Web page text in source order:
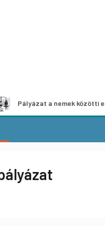
a nemek közötti